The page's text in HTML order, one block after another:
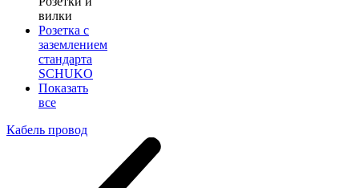
вилки
Розетка с
заземлением
стандарта
SCHUKO
Показать
все
Кабель провод